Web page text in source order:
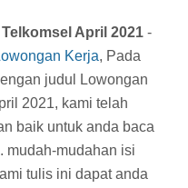
April 2021 -
Kerja, Pada
judul Lowongan
2021, kami telah
baik untuk anda baca
mudah-mudahan isi
tulis ini dapat anda